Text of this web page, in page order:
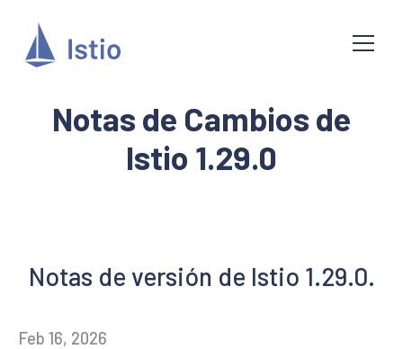
Notas de Cambios de
Istio 1.29.0
Notas de versión de Istio 1.29.0.
Feb 16, 2026